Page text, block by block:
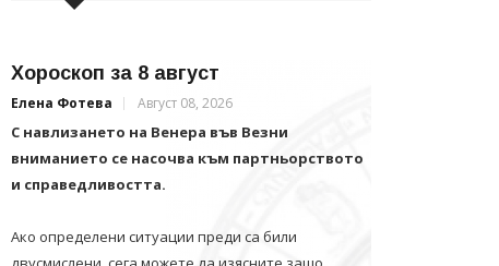
Хороскоп за 8 август
Елена Фотева Август 08, 2026
С навлизането на Венера във Везни
вниманието се насочва към партньорството
и справедливостта.
Ако определени ситуации преди са били